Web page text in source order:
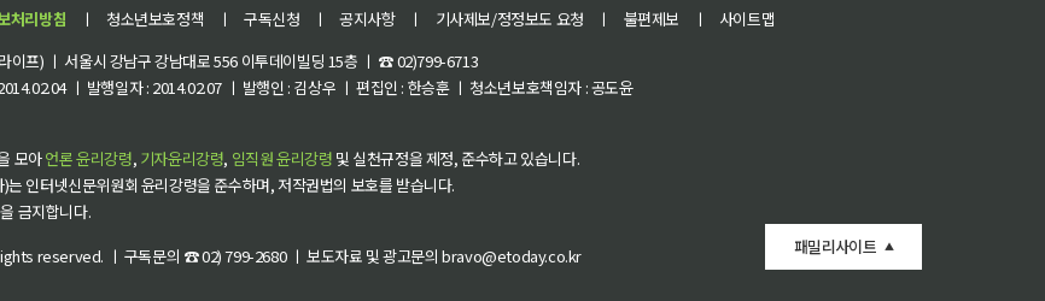
처리방침 ㅣ 청소년보호정책 ㅣ 구독신청 ㅣ 공지사항 ㅣ 기사제보/정정보도 요청 ㅣ 불편제보 ㅣ
사이트맵
이프) ㅣ 서울시 강남구 강남대로 556 이투데이빌딩 15층 ㅣ ☎ 02)799-6713
ㅣ 발행일자 : 2014.02.07 ㅣ 발행인 : 김상우 ㅣ 편집인 : 한승훈 ㅣ 청소년보호책임자 : 공도윤
모아언론 윤리강령, 기자윤리강령, 임직원 윤리강령 및 실천규정을 제정, 준수하고 있습니다.
인터넷신문위원회 윤리강령을 준수하며, 저작권법의 보호를 받습니다.
금지합니다.
reserved. ㅣ 구독문의 ☎ 02) 799-2680 ㅣ 보도자료 및 광고문의 bravo@etoday.co.kr 패밀리사이트